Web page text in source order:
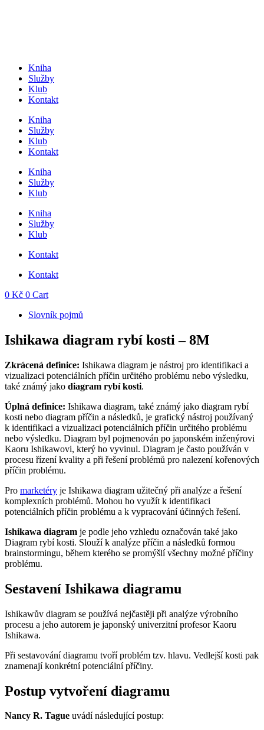
Kniha
Služby
Klub
Kontakt
Kniha
Služby
Klub
Kontakt
Kniha
Služby
Klub
Kniha
Služby
Klub
Kontakt
Kontakt
0 Kč 0 Cart
Slovník pojmů
Ishikawa diagram rybí kosti – 8M
Zkrácená definice: Ishikawa diagram je nástroj pro identifikaci a
vizualizaci potenciálních příčin určitého problému nebo výsledku,
také známý jako diagram rybí kosti.
Úplná definice: Ishikawa diagram, také známý jako diagram rybí
kosti nebo diagram příčin a následků, je grafický nástroj používaný
k identifikaci a vizualizaci potenciálních příčin určitého problému
nebo výsledku. Diagram byl pojmenován po japonském inženýrovi
Kaoru Ishikawovi, který ho vyvinul. Diagram je často používán v
procesu řízení kvality a při řešení problémů pro nalezení kořenových
příčin problému.
Pro marketéry je Ishikawa diagram užitečný při analýze a řešení
komplexních problémů. Mohou ho využít k identifikaci
potenciálních příčin problému a k vypracování účinných řešení.
Ishikawa diagram je podle jeho vzhledu označován také jako
Diagram rybí kosti. Slouží k analýze příčin a následků formou
brainstormingu, během kterého se promýšlí všechny možné příčiny
problému.
Sestavení Ishikawa diagramu
Ishikawův diagram se používá nejčastěji při analýze výrobního
procesu a jeho autorem je japonský univerzitní profesor Kaoru
Ishikawa.
Při sestavování diagramu tvoří problém tzv. hlavu. Vedlejší kosti pak
znamenají konkrétní potenciální příčiny.
Postup vytvoření diagramu
Nancy R. Tague uvádí následující postup: